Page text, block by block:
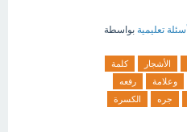
تعليمية بواسطة
الأشجار
كلمة
وعلامة
رفعه
جره
الكسرة